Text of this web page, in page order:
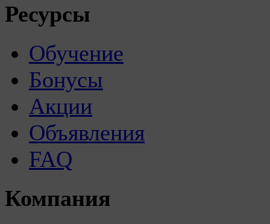
Ресурсы
Обучение
Бонусы
Акции
Объявления
FAQ
Компания